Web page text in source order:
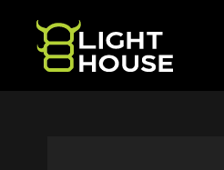
Skip to main content